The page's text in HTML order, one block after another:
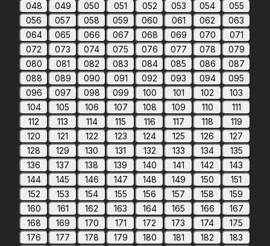
048
049 050 051 052 053 054
055
056
057 058 059 060 061 062
063
064
065 066 067 068 069 070
071
072
073 074 075 076 077 078
079
080
081 082 083 084 085 086
087
088
089 090 091 092 093 094
095
096
097 098 099 100 101 102
103
104
105 106 107 108 109 110
111
112
113 114 115 116 117 118
119
120
121 122 123 124 125 126
127
128
129 130 131 132 133 134
135
136
137 138 139 140 141 142
143
144
145 146 147 148 149 150
151
152
153 154 155 156 157 158
159
160
161 162 163 164 165 166
167
168
169 170 171 172 173 174
175
176
177 178 179 180 181 182
183